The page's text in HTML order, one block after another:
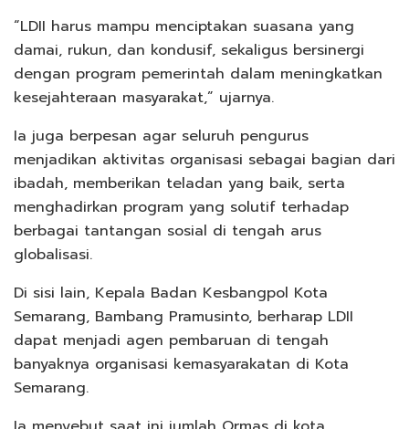
“LDII harus mampu menciptakan suasana yang
damai, rukun, dan kondusif, sekaligus bersinergi
dengan program pemerintah dalam meningkatkan
kesejahteraan masyarakat,” ujarnya.
Ia juga berpesan agar seluruh pengurus
menjadikan aktivitas organisasi sebagai bagian dari
ibadah, memberikan teladan yang baik, serta
menghadirkan program yang solutif terhadap
berbagai tantangan sosial di tengah arus
globalisasi.
Di sisi lain, Kepala Badan Kesbangpol Kota
Semarang, Bambang Pramusinto, berharap LDII
dapat menjadi agen pembaruan di tengah
banyaknya organisasi kemasyarakatan di Kota
Semarang.